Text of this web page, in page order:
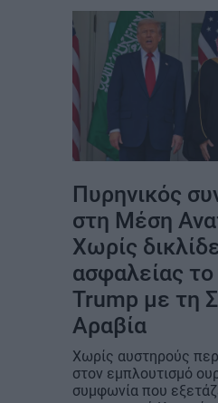
Πυρηνικός
στη Μέση
Χωρίς
ασφαλείας το
Trump με τη
Αραβία
Χωρίς αυστηρούς
στον εμπλουτισμό
συμφωνία που